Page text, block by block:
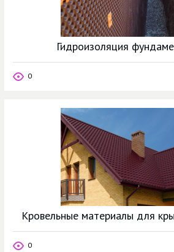
Гидроизоляция
0
Кровельные материалы для
0